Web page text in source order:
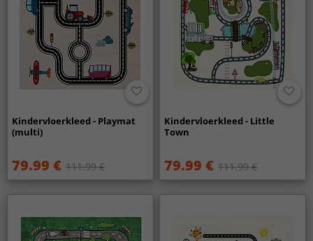
Kindervloerkleed - Playmat
(multi)
79.99 € 111.99 €
Kindervloerkleed - Little
Town
79.99 € 111.99 €